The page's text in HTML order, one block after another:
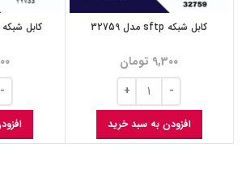
کابل شبکه sftp مدل 32759
9,300 تومان
افزودن به سبد خرید
کابل شبکه UTP لگراند 32755